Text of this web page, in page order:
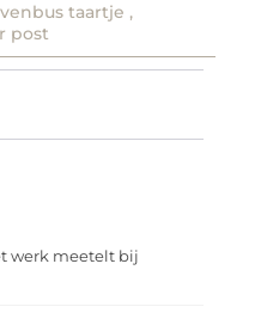
taartje ,
post
werk meetelt bij